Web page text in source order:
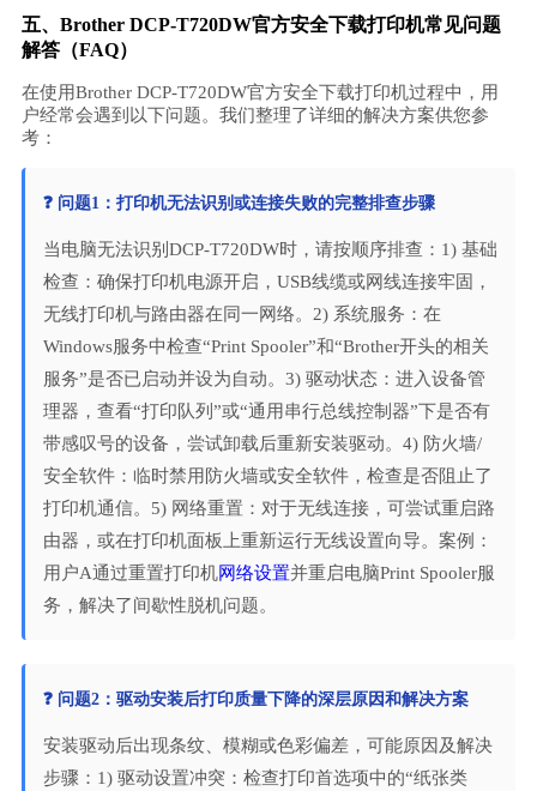
五、Brother DCP-T720DW官方安全下载打印机常见问题
解答（FAQ）
在使用Brother DCP-T720DW官方安全下载打印机过程中，用
户经常会遇到以下问题。我们整理了详细的解决方案供您参
考：
❓ 问题1：打印机无法识别或连接失败的完整排查步骤
当电脑无法识别DCP-T720DW时，请按顺序排查：1) 基础
检查：确保打印机电源开启，USB线缆或网线连接牢固，
无线打印机与路由器在同一网络。2) 系统服务：在
Windows服务中检查“Print Spooler”和“Brother开头的相关
服务”是否已启动并设为自动。3) 驱动状态：进入设备管
理器，查看“打印队列”或“通用串行总线控制器”下是否有
带感叹号的设备，尝试卸载后重新安装驱动。4) 防火墙/
安全软件：临时禁用防火墙或安全软件，检查是否阻止了
打印机通信。5) 网络重置：对于无线连接，可尝试重启路
由器，或在打印机面板上重新运行无线设置向导。案例：
用户A通过重置打印机网络设置并重启电脑Print Spooler服
务，解决了间歇性脱机问题。
❓ 问题2：驱动安装后打印质量下降的深层原因和解决方案
安装驱动后出现条纹、模糊或色彩偏差，可能原因及解决
步骤：1) 驱动设置冲突：检查打印首选项中的“纸张类